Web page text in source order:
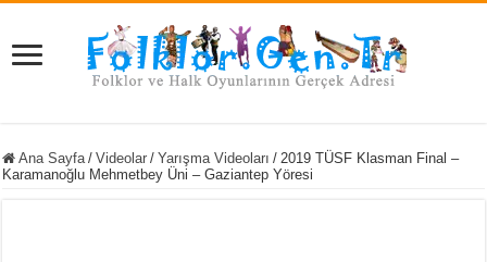
Ana Sayfa / Videolar / Yarışma Videoları / 2019 TÜSF Klasman Final –
Karamanoğlu Mehmetbey Üni – Gaziantep Yöresi